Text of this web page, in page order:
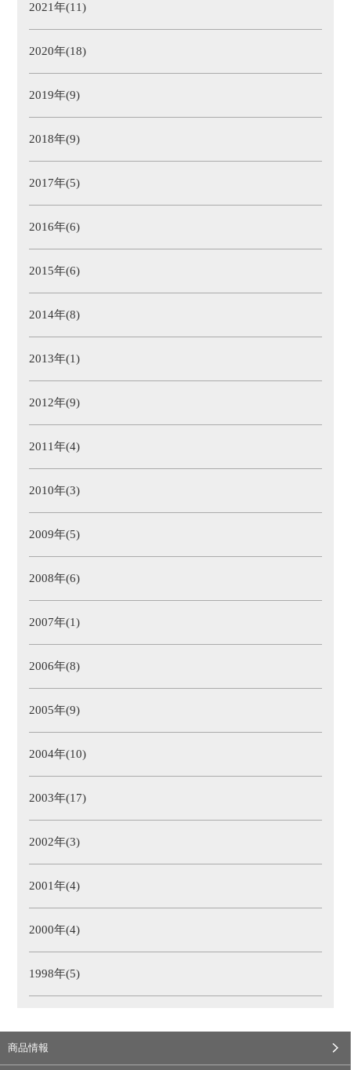
2021年(11)
2020年(18)
2019年(9)
2018年(9)
2017年(5)
2016年(6)
2015年(6)
2014年(8)
2013年(1)
2012年(9)
2011年(4)
2010年(3)
2009年(5)
2008年(6)
2007年(1)
2006年(8)
2005年(9)
2004年(10)
2003年(17)
2002年(3)
2001年(4)
2000年(4)
1998年(5)
商品情報